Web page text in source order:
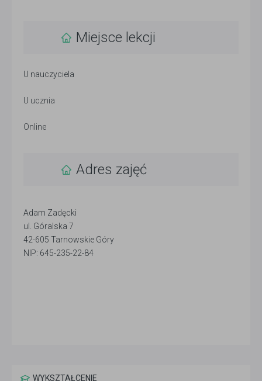
Miejsce lekcji
U nauczyciela
U ucznia
Online
Adres zajęć
Adam Zadęcki
ul. Góralska 7
42-605 Tarnowskie Góry
NIP: 645-235-22-84
WYKSZTAŁCENIE